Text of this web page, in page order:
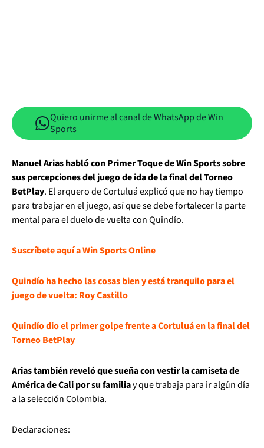
Quiero unirme al canal de WhatsApp de Win
Sports
Manuel Arias habló con Primer Toque de Win Sports sobre
sus percepciones del juego de ida de la final del Torneo
BetPlay. El arquero de Cortuluá explicó que no hay tiempo
para trabajar en el juego, así que se debe fortalecer la parte
mental para el duelo de vuelta con Quindío.
Suscríbete aquí a Win Sports Online
Quindío ha hecho las cosas bien y está tranquilo para el
juego de vuelta: Roy Castillo
Quindío dio el primer golpe frente a Cortuluá en la final del
Torneo BetPlay
Arias también reveló que sueña con vestir la camiseta de
América de Cali por su familiay que trabaja para ir algún día
a la selección Colombia.
Declaraciones: